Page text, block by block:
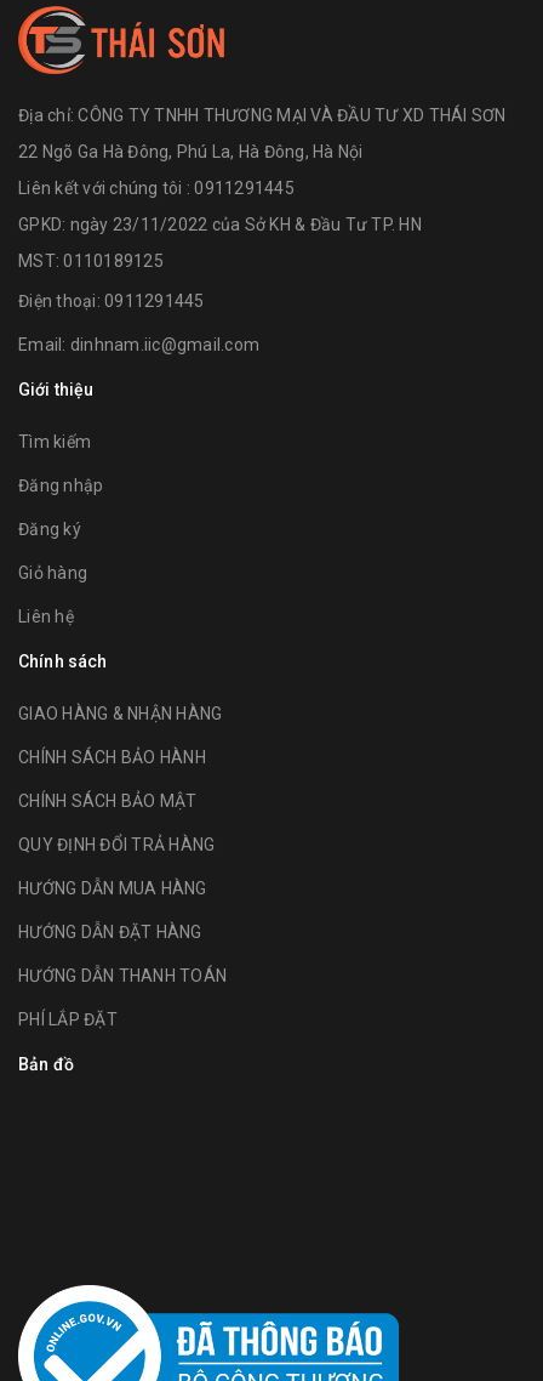
Địa chỉ:CÔNG TY TNHH THƯƠNG MẠI VÀ ĐẦU TƯ XD THÁI SƠN
22 Ngõ Ga Hà Đông, Phú La, Hà Đông, Hà Nội
Liên kết với chúng tôi : 0911291445
GPKD: ngày 23/11/2022 của Sở KH & Đầu Tư TP. HN
MST: 0110189125
Điện thoại: 0911291445
Email: dinhnam.iic@gmail.com
Giới thiệu
Tìm kiếm
Đăng nhập
Đăng ký
Giỏ hàng
Liên hệ
Chính sách
GIAO HÀNG & NHẬN HÀNG
CHÍNH SÁCH BẢO HÀNH
CHÍNH SÁCH BẢO MẬT
QUY ĐỊNH ĐỔI TRẢ HÀNG
HƯỚNG DẪN MUA HÀNG
HƯỚNG DẪN ĐẶT HÀNG
HƯỚNG DẪN THANH TOÁN
PHÍ LẮP ĐẶT
Bản đồ